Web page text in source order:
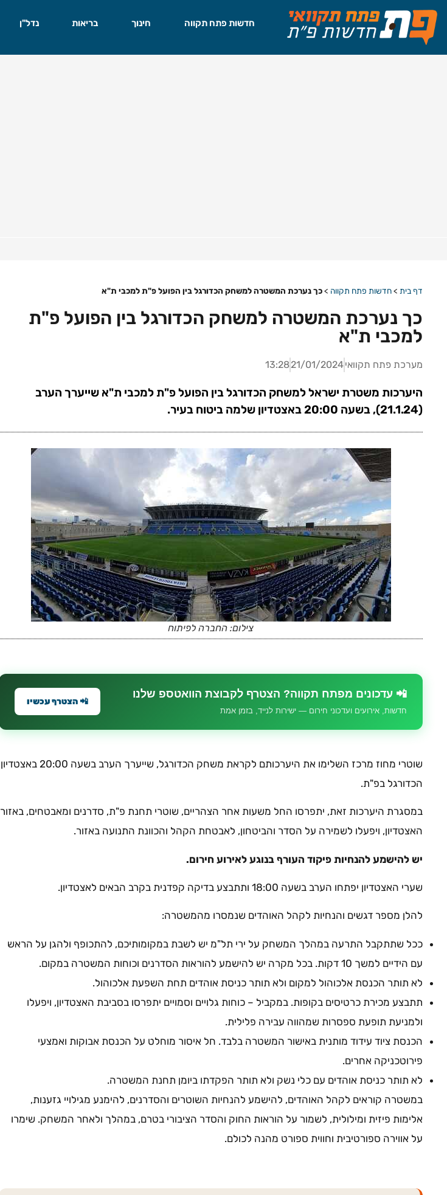
חדשות פתח תקווה חינוך בריאות נדל"ן
דף בית >חדשות פתח תקווה >כך נערכת המשטרה למשחק הכדורגל בין הפועל פ"ת למכבי ת"א
כך נערכת המשטרה למשחק הכדורגל בין הפועל פ"ת
למכבי ת"א
מערכת פתח תקוואי21/01/2024
13:28
היערכות משטרת ישראל למשחק הכדורגל בין הפועל פ"ת למכבי ת"א שייערך הערב
(21.1.24), בשעה 20:00 באצטדיון שלמה ביטוח בעיר.
צילום: החברה לפיתוח
📲 עדכונים מפתח תקווה? הצטרף לקבוצת הוואטספ שלנו
חדשות, אירועים ועדכוני חירום — ישירות לנייד, בזמן אמת
📲 הצטרף עכשיו
שוטרי מחוז מרכז השלימו את היערכותם לקראת משחק הכדורגל, שייערך הערב בשעה 20:00 באצטדיון
הכדורגל בפ"ת.
במסגרת היערכות זאת, יתפרסו החל משעות אחר הצהריים, שוטרי תחנת פ"ת, סדרנים ומאבטחים, באזור
האצטדיון, ויפעלו לשמירה על הסדר והביטחון, לאבטחת הקהל והכוונת התנועה באזור.
יש להישמע להנחיות פיקוד העורף בנוגע לאירוע חירום.
שערי האצטדיון יפתחו הערב בשעה 18:00 ותתבצע בדיקה קפדנית בקרב הבאים לאצטדיון.
להלן מספר דגשים והנחיות לקהל האוהדים שנמסרו מהמשטרה:
ככל שתתקבל התרעה במהלך המשחק על ירי תל"מ יש לשבת במקומותיכם, להתכופף ולהגן על הראש
עם הידיים למשך 10 דקות. בכל מקרה יש להישמע להוראות הסדרנים וכוחות המשטרה במקום.
לא תותר הכנסת אלכוהול למקום ולא תותר כניסת אוהדים תחת השפעת אלכוהול.
תתבצע מכירת כרטיסים בקופות. במקביל – כוחות גלויים וסמויים יתפרסו בסביבת האצטדיון, ויפעלו
ולמניעת תופעת ספסרות שמהווה עבירה פלילית.
הכנסת ציוד עידוד מותנית באישור המשטרה בלבד. חל איסור מוחלט על הכנסת אבוקות ואמצעי
פירוטכניקה אחרים.
לא תותר כניסת אוהדים עם כלי נשק ולא תותר הפקדתו ביומן תחנת המשטרה.
במשטרה קוראים לקהל האוהדים, להישמע להנחיות השוטרים והסדרנים, להימנע מגילויי גזענות,
אלימות פיזית ומילולית, לשמור על הוראות החוק והסדר הציבורי בטרם, במהלך ולאחר המשחק. שימרו
על אווירה ספורטיבית וחווית ספורט מהנה לכולם.